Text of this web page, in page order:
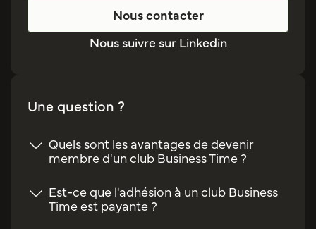
Nous contacter
Nous suivre sur Linkedin
Une question ?
Quels sont les avantages de devenir
membre d'un club Business Time ?
Est-ce que l'adhésion à un club Business
Time est payante ?